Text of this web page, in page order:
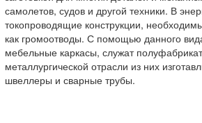
самолетов, судов и другой техники. В
токопроводящие конструкции,
как громоотводы. С помощью данного
мебельные каркасы, служат
металлургической отрасли из них
швеллеры и сварные трубы.